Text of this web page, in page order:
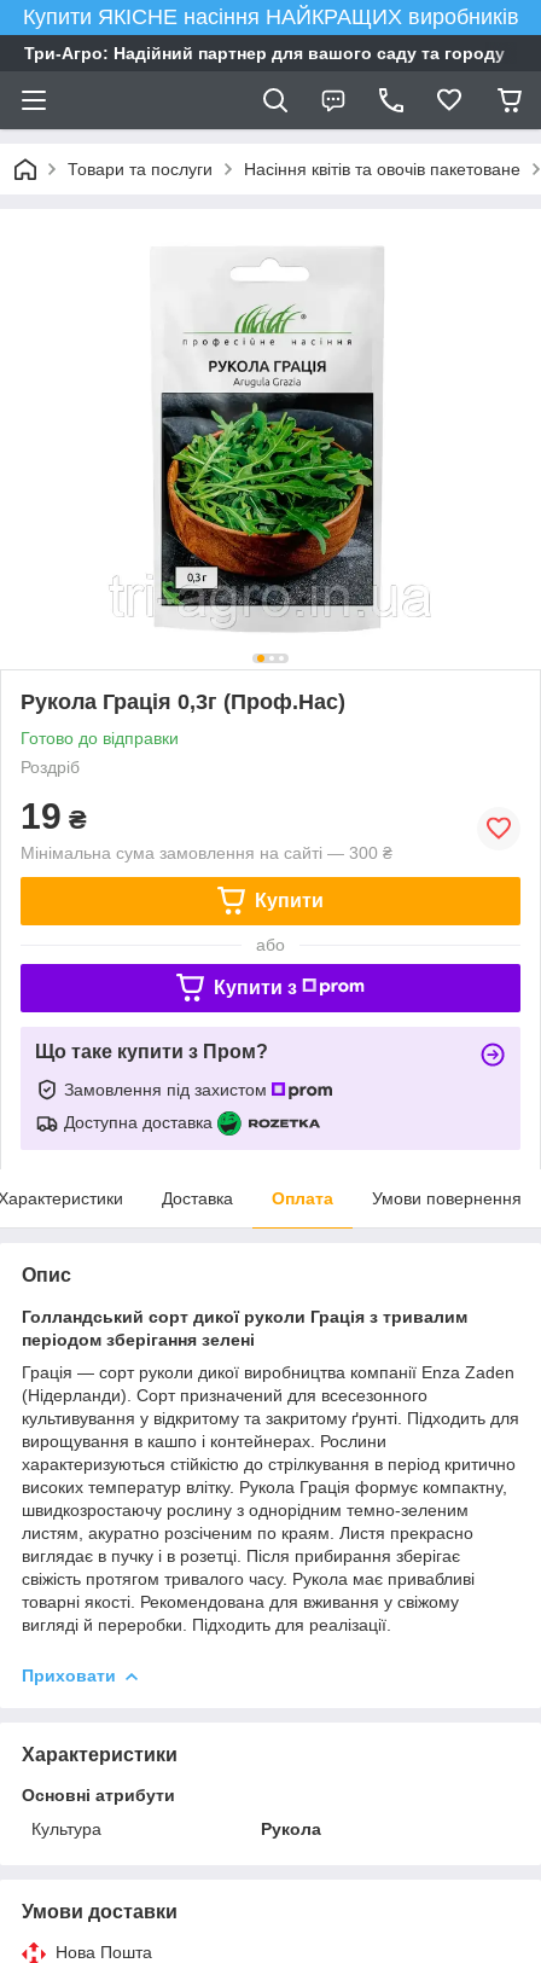
Купити ЯКІСНЕ насіння НАЙКРАЩИХ виробників
Три-Агро: Надійний партнер для вашого саду та городу
Товари та послуги Насіння квітів та овочів пакетоване
Рукола Грація 0,3г (Проф.Нас)
Готово до відправки
Роздріб
19 ₴
Мінімальна сума замовлення на сайті — 300 ₴
Купити
або
Купити з
Що таке купити з Пром?
Замовлення під захистом
Доступна доставка
Доставка Оплата Умови повернення
Опис
Голландський сорт дикої руколи Грація з тривалим
періодом зберігання зелені
Грація — сорт руколи дикої виробництва компанії Enza Zaden
(Нідерланди). Сорт призначений для всесезонного
культивування у відкритому та закритому ґрунті. Підходить для
вирощування в кашпо і контейнерах. Рослини
характеризуються стійкістю до стрілкування в період критично
високих температур влітку. Рукола Грація формує компактну,
швидкозростаючу рослину з однорідним темно-зеленим
листям, акуратно розсіченим по краям. Листя прекрасно
виглядає в пучку і в розетці. Після прибирання зберігає
свіжість протягом тривалого часу. Рукола має привабливі
товарні якості. Рекомендована для вживання у свіжому
вигляді й переробки. Підходить для реалізації.
Приховати
Характеристики
Основні атрибути
Культура
Рукола
Умови доставки
Нова Пошта